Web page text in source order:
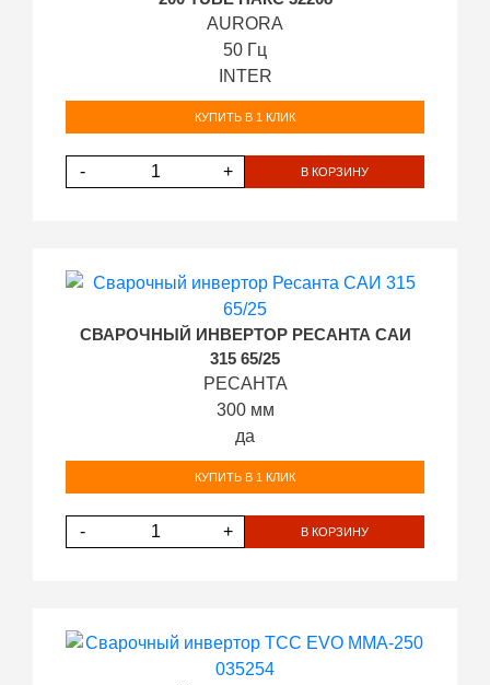
AURORA
50 Гц
INTER
КУПИТЬ В 1 КЛИК
- + В КОРЗИНУ
СВАРОЧНЫЙ ИНВЕРТОР РЕСАНТА САИ
315 65/25
РЕСАНТА
300 мм
да
КУПИТЬ В 1 КЛИК
- + В КОРЗИНУ